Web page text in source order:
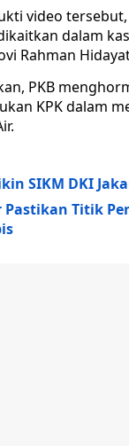
video
dalam
Rahman
PKB
KPK dalam
SIKM DKI
Pastikan Titik